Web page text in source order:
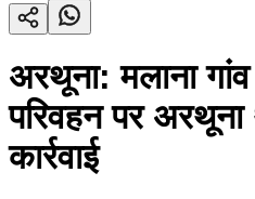
अरथूना: मलाना
परिवहन पर
कार्रवाई